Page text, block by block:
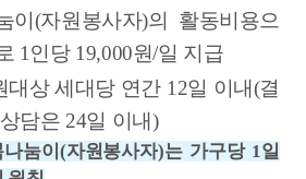
이 (자원봉사자)의 활동비용으
1 인당 19,000원/일 지급
대상 세대당 연간 12일 이내(결
담은 24일 이내)
눔이 (자원봉사자)는 가구당 1일